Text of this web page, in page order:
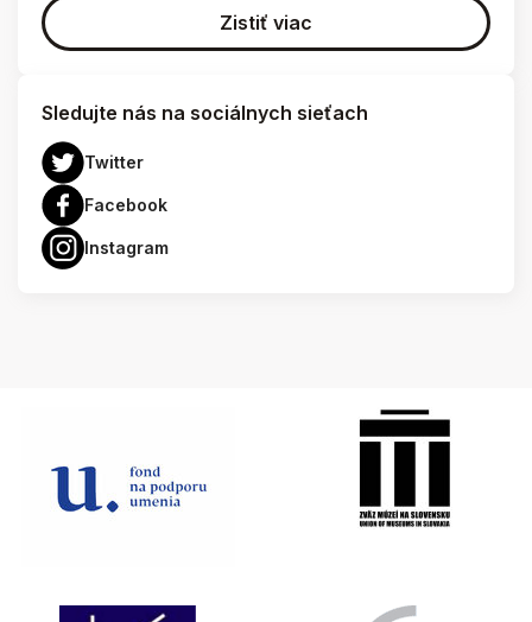
Zistiť viac
Sledujte nás na sociálnych sieťach
Twitter
Facebook
Instagram